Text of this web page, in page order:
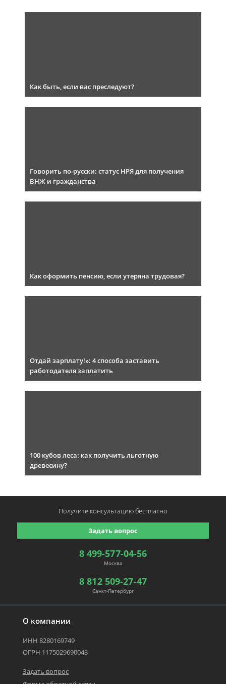
Как быть, если вас преследуют?
Говорить по-русски: статус НРЯ для получения
ВНЖ и гражданства
Как оформить пенсию, если утеряна трудовая?
Отдай зарплату!»: 4 способа заставить
работодателя заплатить
100 кубов леса: как получить льготную
древесину?
О компании
ИНН 8280169749
ОГРН 1175029690043
Задать вопрос
8 499-577-04-56
Москва
8 812 509-27-47
Санкт-Петербург
Задать вопрос
Получите консультациюбесплатно